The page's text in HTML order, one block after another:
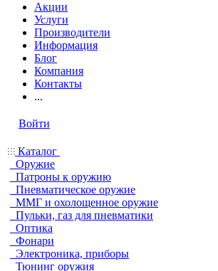
Акции
Услуги
Производители
Информация
Блог
Компания
Контакты
...
Войти
Каталог
Оружие
Патроны к оружию
Пневматическое оружие
ММГ и охолощенное оружие
Пульки, газ для пневматики
Оптика
Фонари
Электроника, приборы
Тюнинг оружия